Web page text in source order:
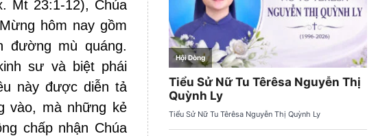
Mt 23:1-12), Chúa
hôm nay gồm
mù quáng.
sư và biệt phái
này được diễn tả
vào, mà những kẻ
chấp nhận Chúa